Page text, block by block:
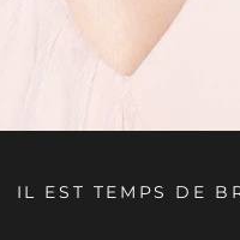
IL EST TEMPS DE